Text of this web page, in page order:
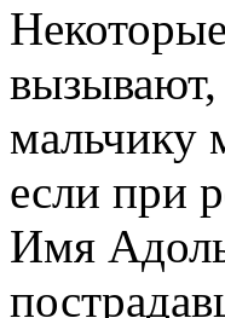
мальчику
если при
Имя